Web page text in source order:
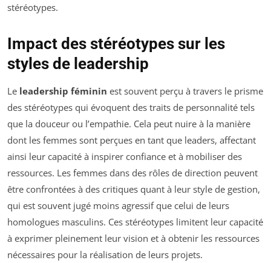
stéréotypes.
Impact des stéréotypes sur les
styles de leadership
Le leadership féminin est souvent perçu à travers le prisme
des stéréotypes qui évoquent des traits de personnalité tels
que la douceur ou l’empathie. Cela peut nuire à la manière
dont les femmes sont perçues en tant que leaders, affectant
ainsi leur capacité à inspirer confiance et à mobiliser des
ressources. Les femmes dans des rôles de direction peuvent
être confrontées à des critiques quant à leur style de gestion,
qui est souvent jugé moins agressif que celui de leurs
homologues masculins. Ces stéréotypes limitent leur capacité
à exprimer pleinement leur vision et à obtenir les ressources
nécessaires pour la réalisation de leurs projets.